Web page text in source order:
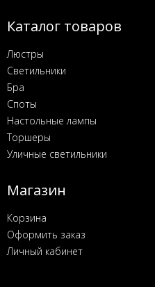
Каталог товаров
Люстры
Светильники
Бра
Споты
Настольные лампы
Торшеры
Уличные светильники
Магазин
Корзина
Оформить заказ
Личный кабинет